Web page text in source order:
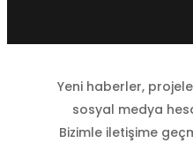
Yeni haberler,
sosyal medya
Bizimle iletişime